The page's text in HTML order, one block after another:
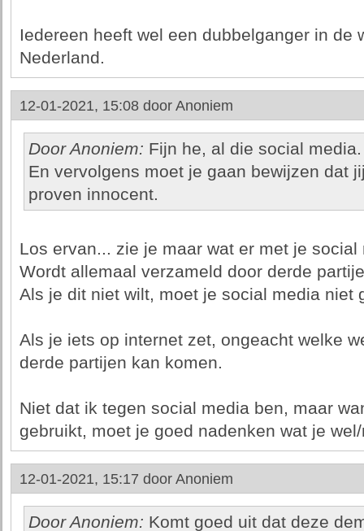
Iedereen heeft wel een dubbelganger in de
Nederland.
12-01-2021, 15:08 door Anoniem
Door Anoniem: Fijn he, al die social media.
En vervolgens moet je gaan bewijzen dat
proven innocent.
Los ervan... zie je maar wat er met je
Wordt allemaal verzameld door derde
Als je dit niet wilt, moet je social media niet
Als je iets op internet zet, ongeacht welke
derde partijen kan komen.
Niet dat ik tegen social media ben, maar
gebruikt, moet je goed nadenken wat je
12-01-2021, 15:17 door Anoniem
Door Anoniem: Komt goed uit dat deze